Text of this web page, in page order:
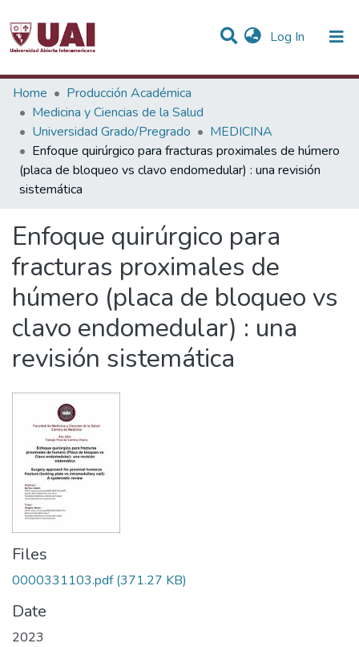
Log In (current)
Statistics
Communities & Collections
All of DSpace
Home
Producción Académica
Medicina y Ciencias de la Salud
Universidad Grado/Pregrado
MEDICINA
Enfoque quirúrgico para fracturas proximales de húmero
(placa de bloqueo vs clavo endomedular) : una revisión
sistemática
Enfoque quirúrgico para
fracturas proximales de
húmero (placa de bloqueo vs
clavo endomedular) : una
revisión sistemática
Files
0000331103.pdf (371.27 KB)
Date
2023